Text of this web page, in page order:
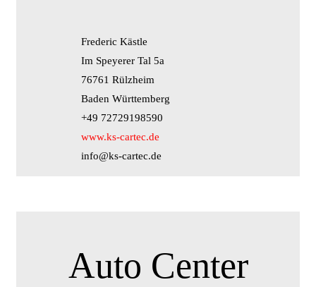
Frederic Kästle
Im Speyerer Tal 5a
76761 Rülzheim
Baden Württemberg
+49 72729198590
www.ks-cartec.de
info@ks-cartec.de
Auto Center